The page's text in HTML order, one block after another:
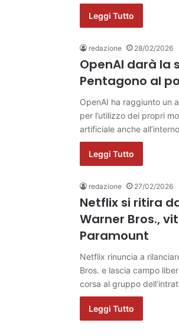
Leggi Tutto
redazione 28/02/2026
OpenAI darà la
Pentagono al
OpenAI ha raggiunto un
per l’utilizzo dei propri
artificiale anche
Leggi Tutto
redazione 27/02/2026
Netflix si ritira
Warner Bros.,
Paramount
Netflix rinuncia a
Bros. e lascia campo
corsa al gruppo
Leggi Tutto